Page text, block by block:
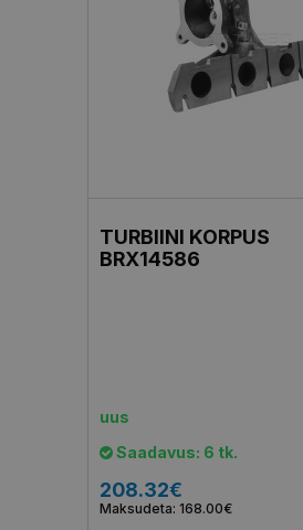
TURBIINI KORPUS
BRX14586
uus
Saadavus: 6 tk.
208.32€
Maksudeta: 168.00€